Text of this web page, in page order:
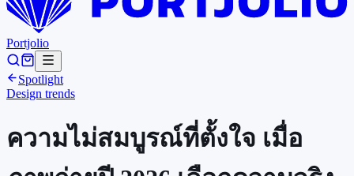
Portjolio
Spotlight
Design trends
ความไม่สมบูรณ์ที่ตั้งใจ เมื่อ